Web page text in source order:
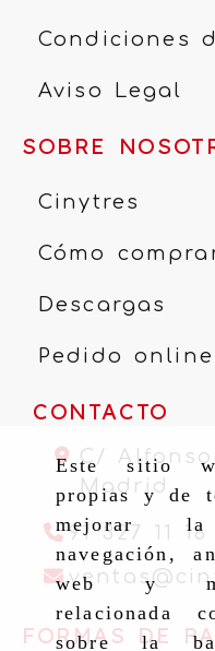
Este sitio
propias y de
mejorar
navegación,
web y
relacionada
sobre la
Condiciones
Aviso Legal
SOBRE
Cinytres
Cómo
Descargas
Pedido online
CONTACTO
C/ Alfonso
Madrid
91 327 11 16
ventas
FORMAS DE